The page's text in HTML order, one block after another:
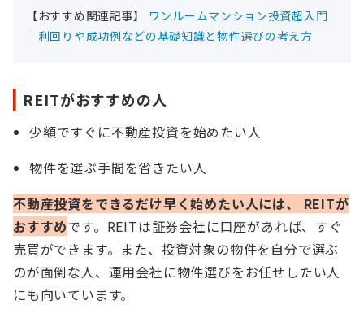
【おすすめ関連記事】 ワンルームマンション投資超入門
｜利回りや成功例などの基礎知識と物件選びの考え方
REITがおすすめの人
少額ですぐに不動産投資を始めたい人
物件を選ぶ手間を省きたい人
不動産投資をできるだけ早く始めたい人には、 REITが
おすすめです。REITは証券会社に口座があれば、すぐ
売買ができます。また、投資対象の物件を自分で選ぶ
のが面倒な人、運用会社に物件選びをお任せしたい人
にも向いています。